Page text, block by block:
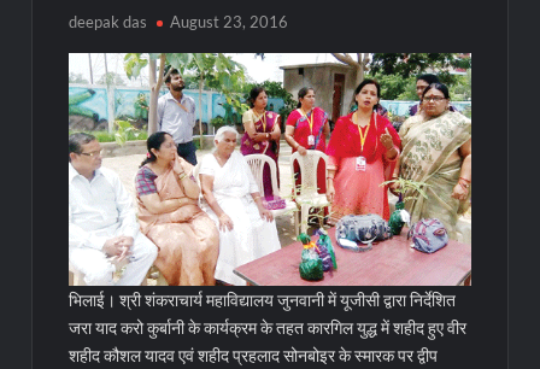
deepak das August 23, 2016
भिलाई। श्री शंकराचार्य महाविद्यालय जुनवानी में यूजीसी द्वारा निर्देशित
जरा याद करो कुर्बानी के कार्यक्रम के तहत कारगिल युद्ध में शहीद हुए वीर
शहीद कौशल यादव एवं शहीद प्रहलाद सोनबोइर के स्मारक पर द्वीप